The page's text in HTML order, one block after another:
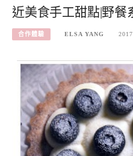
近美食手工甜點|野餐
合作體驗 ELSA YANG